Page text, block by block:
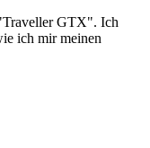
GTX". Ich
ich mir meinen